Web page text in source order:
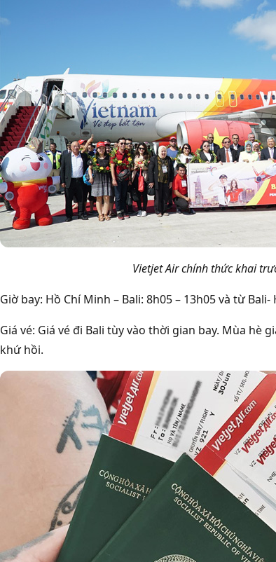
Vietjet Air chính thức khai
Giờ bay: Hồ Chí Minh – Bali: 8h05 – 13h05 và từ
Giá vé: Giá vé đi Bali tùy vào thời gian bay. Mùa
khứ hồi.